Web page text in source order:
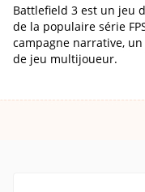
Battlefield 3 est un jeu
de la populaire série
campagne narrative,
de jeu multijoueur.